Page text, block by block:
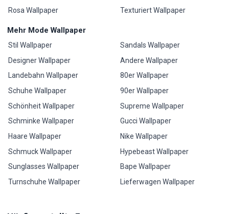
Rosa Wallpaper
Texturiert Wallpaper
Mehr Mode Wallpaper
Stil Wallpaper
Designer Wallpaper
Landebahn Wallpaper
Schuhe Wallpaper
Schönheit Wallpaper
Schminke Wallpaper
Haare Wallpaper
Schmuck Wallpaper
Sunglasses Wallpaper
Turnschuhe Wallpaper
Sandals Wallpaper
Andere Wallpaper
80er Wallpaper
90er Wallpaper
Supreme Wallpaper
Gucci Wallpaper
Nike Wallpaper
Hypebeast Wallpaper
Bape Wallpaper
Lieferwagen Wallpaper